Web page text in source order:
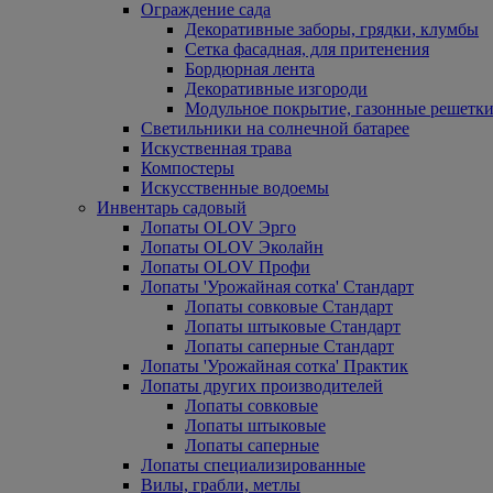
Ограждение сада
Декоративные заборы, грядки, клумбы
Сетка фасадная, для притенения
Бордюрная лента
Декоративные изгороди
Модульное покрытие, газонные
Светильники на солнечной батарее
Искуственная трава
Компостеры
Искусственные водоемы
Инвентарь садовый
Лопаты OLOV Эрго
Лопаты OLOV Эколайн
Лопаты OLOV Профи
Лопаты 'Урожайная сотка' Стандарт
Лопаты совковые Стандарт
Лопаты штыковые Стандарт
Лопаты саперные Стандарт
Лопаты 'Урожайная сотка' Практик
Лопаты других производителей
Лопаты совковые
Лопаты штыковые
Лопаты саперные
Лопаты специализированные
Вилы, грабли, метлы